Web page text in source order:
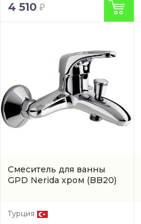
4 510
Смеситель для ванны
GPD Nerida хром (BB20)
Турция